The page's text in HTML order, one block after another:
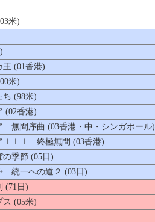
米)
(01香港)
米)
(98米)
(02香港)
無間序曲 (03香港・中・シンガポール)
ＩＩＩ 終極無間 (03香港)
季節 (05日)
統一への道２ (03日)
(71日)
ス (05米)